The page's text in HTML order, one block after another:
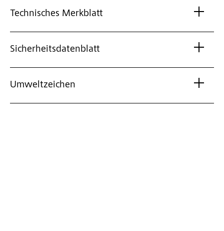
Technisches Merkblatt
Sicherheitsdatenblatt
Umweltzeichen